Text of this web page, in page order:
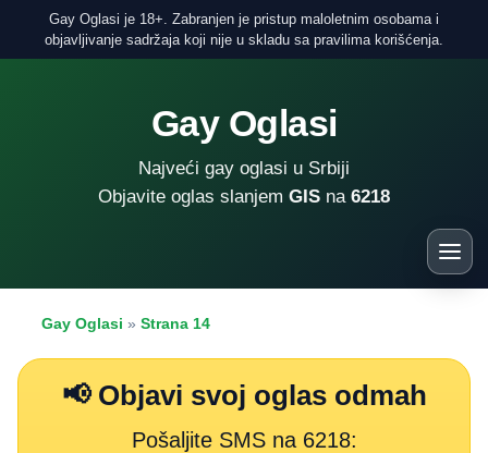
Gay Oglasi je 18+. Zabranjen je pristup maloletnim osobama i
objavljivanje sadržaja koji nije u skladu sa pravilima korišćenja.
Gay Oglasi
Najveći gay oglasi u Srbiji
Objavite oglas slanjem GIS na 6218
Gay Oglasi » Strana 14
📢 Objavi svoj oglas odmah
Pošaljite SMS na 6218: